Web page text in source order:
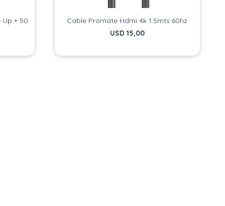
Up + 50
Cable Promate Hdmi 4k 1.5mts 60hz
USD 15,00